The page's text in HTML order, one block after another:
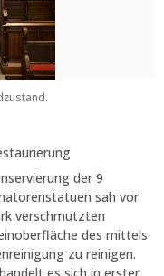
der 9
sah vor
verschmutzten
des mittels
zu reinigen.